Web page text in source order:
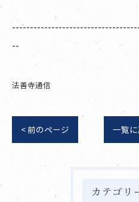
--
法善寺通信
< 前のページ 一覧
カテゴリ